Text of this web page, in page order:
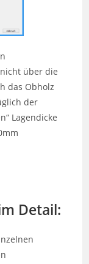
über die
das Obholz
der
Lagendicke
Detail: